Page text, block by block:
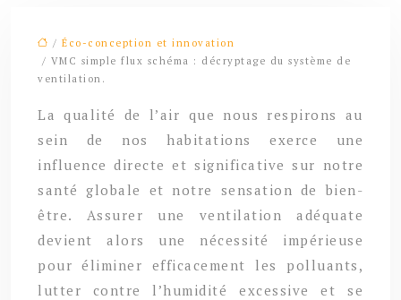
/ Éco-conception et innovation
/ VMC simple flux schéma : décryptage du système de
ventilation.
La qualité de l’air que nous respirons au
sein de nos habitations exerce une
influence directe et significative sur notre
santé globale et notre sensation de bien-
être. Assurer une ventilation adéquate
devient alors une nécessité impérieuse
pour éliminer efficacement les polluants,
lutter contre l’humidité excessive et se